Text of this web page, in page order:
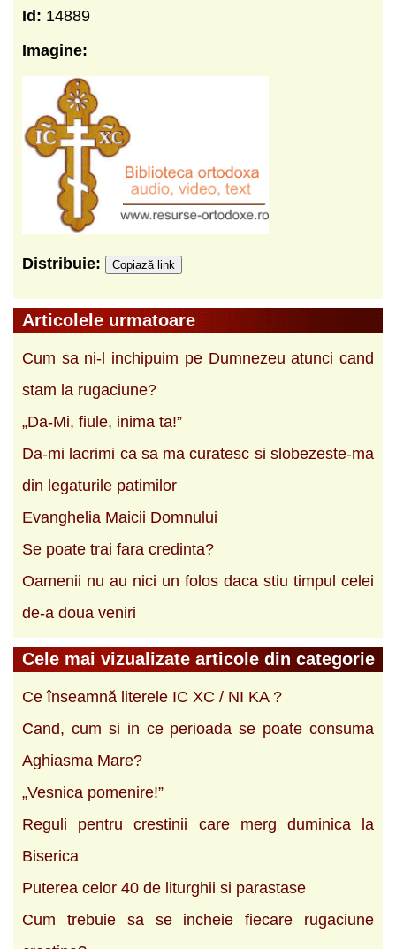
Id: 14889
Imagine:
Distribuie: Copiază link
Articolele urmatoare
Cum sa ni-l inchipuim pe Dumnezeu atunci cand
stam la rugaciune?
„Da-Mi, fiule, inima ta!”
Da-mi lacrimi ca sa ma curatesc si slobezeste-ma
din legaturile patimilor
Evanghelia Maicii Domnului
Se poate trai fara credinta?
Oamenii nu au nici un folos daca stiu timpul celei
de-a doua veniri
Cele mai vizualizate articole din categorie
Ce înseamnă literele IC XC / NI KA ?
Cand, cum si in ce perioada se poate consuma
Aghiasma Mare?
„Vesnica pomenire!”
Reguli pentru crestinii care merg duminica la
Biserica
Puterea celor 40 de liturghii si parastase
Cum trebuie sa se incheie fiecare rugaciune